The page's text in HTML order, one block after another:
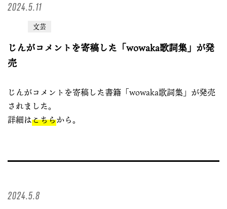
2024.5.11
文芸
じんがコメントを寄稿した「wowaka歌詞集」が発
売
じんがコメントを寄稿した書籍「wowaka歌詞集」が発売
されました。
詳細はこちらから。
2024.5.8